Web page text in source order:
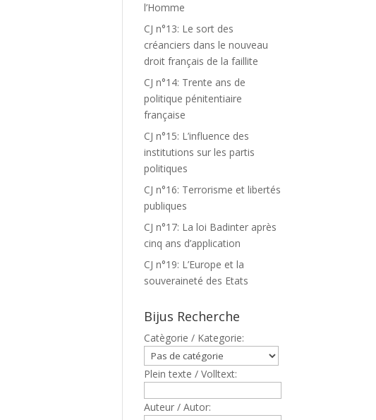
l’Homme
CJ n°13: Le sort des
créanciers dans le nouveau
droit français de la faillite
CJ n°14: Trente ans de
politique pénitentiaire
française
CJ n°15: L’influence des
institutions sur les partis
politiques
CJ n°16: Terrorisme et libertés
publiques
CJ n°17: La loi Badinter après
cinq ans d’application
CJ n°19: L’Europe et la
souveraineté des Etats
Bijus Recherche
Catègorie / Kategorie:
Plein texte / Volltext:
Auteur / Autor: